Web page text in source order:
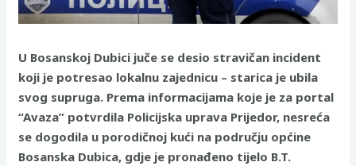
U Bosanskoj Dubici juče se desio stravičan incident
koji je potresao lokalnu zajednicu – starica je ubila
svog supruga. Prema informacijama koje je za portal
“Avaza” potvrdila Policijska uprava Prijedor, nesreća
se dogodila u porodičnoj kući na području općine
Bosanska Dubica, gdje je pronađeno tijelo B.T.